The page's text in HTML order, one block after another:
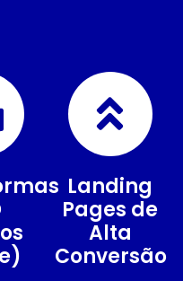
Landing
Pages de
Alta
Conversão